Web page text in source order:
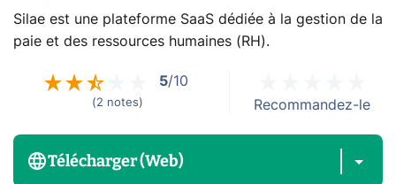
Silae est une plateforme SaaS dédiée à la gestion de la
paie et des ressources humaines (RH).
5/10
(2 notes) Recommandez-le
Télécharger (Web)